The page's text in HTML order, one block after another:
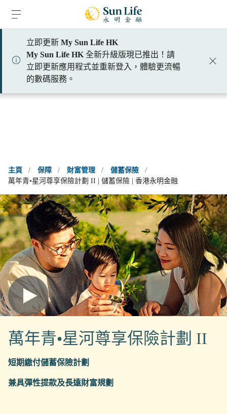
立即更新 My Sun Life HK
My Sun Life HK 全新升級版現已推出！請
立即更新應用程式並重新登入，體驗更流暢
的數碼服務。
主頁 / 保障 / 財富管理 / 儲蓄保險
/
萬年青•星河尊享保險計劃 II | 儲蓄保險 | 香港永明金融
萬年青•星河尊享保險計劃 II
短期繳付儲蓄保險計劃
兼具彈性提款及長遠財富規劃
請選擇標題
約見理財顧問